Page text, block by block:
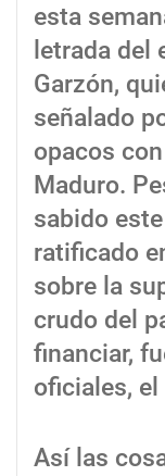
esta
letrada del
Garzón,
señalado
opacos
Maduro.
sabido
ratificado
sobre la
crudo del
financiar,
oficiales,
Así las